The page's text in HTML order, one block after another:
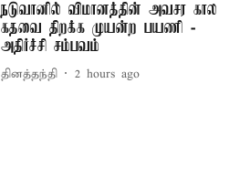
நடுவானில் விமானத்தின் அவசர கால
கதவை திறக்க முயன்ற பயணி -
அதிர்ச்சி சம்பவம்
தினத்தந்தி 2 hours ago